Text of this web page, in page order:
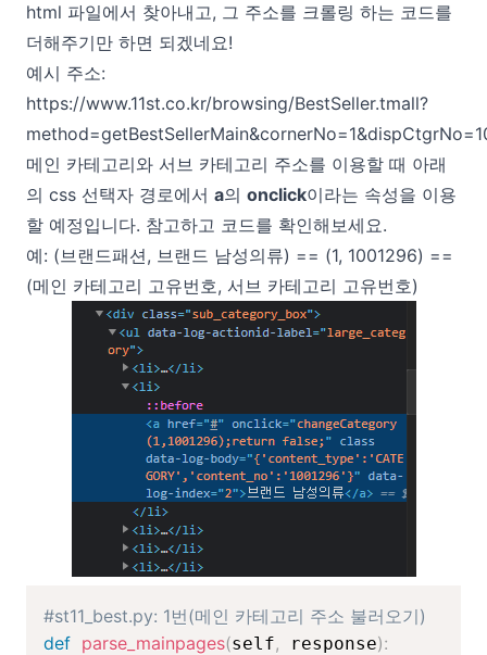
html 파일에서 찾아내고, 그 주소를 크롤링 하는 코드를
더해주기만 하면 되겠네요!
예시 주소:
https://www.11st.co.kr/browsing/BestSeller.tmall?
메인 카테고리와 서브 카테고리 주소를 이용할 때 아래
의 css 선택자 경로에서 a의 onclick이라는 속성을 이용
할 예정입니다. 참고하고 코드를 확인해보세요.
예: (브랜드패션, 브랜드 남성의류) == (1, 1001296) ==
(메인 카테고리 고유번호, 서브 카테고리 고유번호)
#st11_best.py: 1번(메인 카테고리 주소 불러오기)
def parse_mainpages(self, response):